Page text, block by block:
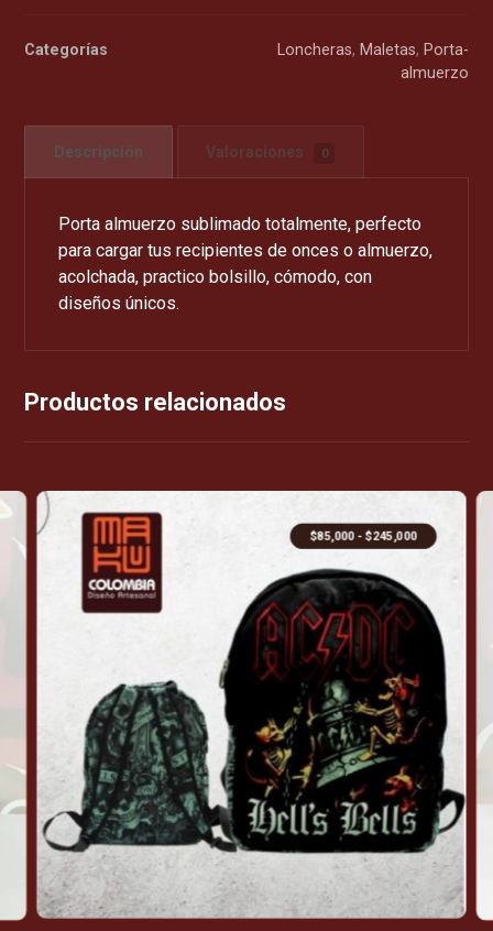
Categorías Loncheras, Maletas, Porta-
almuerzo
Descripción Valoraciones 0
Porta almuerzo sublimado totalmente, perfecto
para cargar tus recipientes de onces o almuerzo,
acolchada, practico bolsillo, cómodo, con
diseños únicos.
Productos relacionados
$85,000 - $245,000